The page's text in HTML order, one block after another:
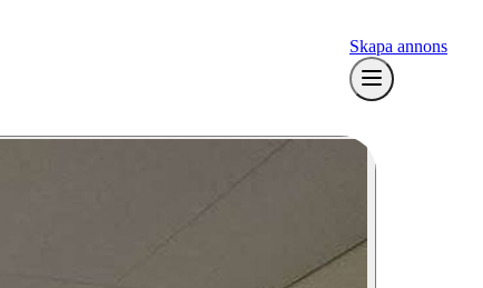
Skapa annons